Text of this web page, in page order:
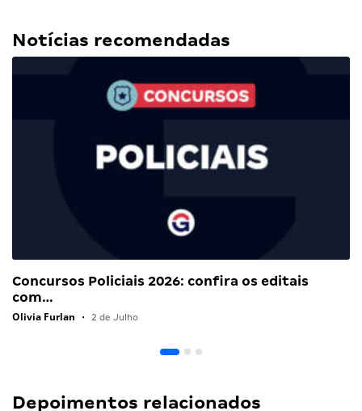
Notícias recomendadas
Concursos Policiais 2026: confira os editais
com…
Olivia Furlan • 2 de Julho
Depoimentos relacionados